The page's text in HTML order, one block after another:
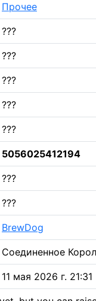
Прочее
???
???
???
???
???
5056025412194
???
???
BrewDog
Соединенное
11 мая 2026 г. 21:31